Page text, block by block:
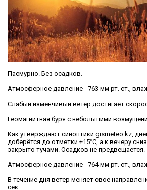
Пасмурно. Без осадков.
Атмосферное давление - 763 мм рт. ст.,
Слабый изменчивый ветер достигает
Геомагнитная буря с небольшими
Как утверждают синоптики gismeteo.kz,
доберётся до отметки +15°С, а к вечеру
закрыто тучами. Осадков не предвещается.
Атмосферное давление - 764 мм рт. ст.,
В течение дня ветер меняет свое
сек.